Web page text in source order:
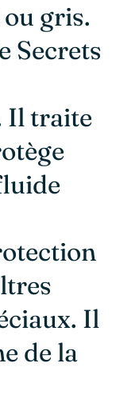
gris.
Secrets
Il traite
Il
de la